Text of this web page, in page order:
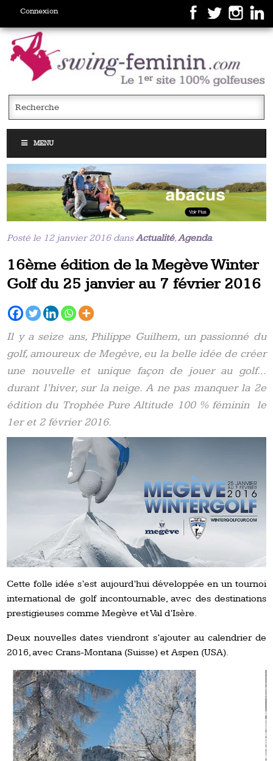
Connexion
MENU
Posté le 12 janvier 2016 dansActualité,Agenda.
16ème édition de la Megève Winter
Golf du 25 janvier au 7 février 2016
Il y a seize ans, Philippe Guilhem, un passionné du
golf, amoureux de Megève, eu la belle idée de créer
une nouvelle et unique façon de jouer au golf…
durant l’hiver, sur la neige. A ne pas manquer la 2e
édition du Trophée Pure Altitude 100 % féminin le
1er et 2 février 2016.
Cette folle idée s’est aujourd’hui développée en un tournoi
international de golf incontournable, avec des destinations
prestigieuses comme Megève et Val d’Isère.
Deux nouvelles dates viendront s’ajouter au calendrier de
2016, avec Crans-Montana (Suisse) et Aspen (USA).